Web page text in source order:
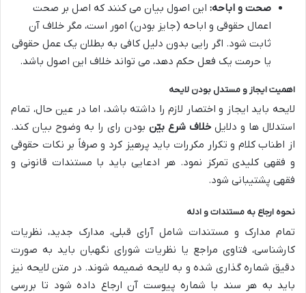
صحت و اباحه: این اصول بیان می کنند که اصل بر صحت
اعمال حقوقی و اباحه (جایز بودن) امور است، مگر خلاف آن
ثابت شود. اگر رایی بدون دلیل کافی به بطلان یک عمل حقوقی
یا حرمت یک فعل حکم دهد، می تواند خلاف این اصول باشد.
اهمیت ایجاز و مستدل بودن لایحه
لایحه باید ایجاز و اختصار لازم را داشته باشد، اما در عین حال، تمام
استدلال ها و دلایل خلاف شرع بیّن بودن رای را به وضوح بیان کند.
از اطناب کلام و تکرار مکررات باید پرهیز کرد و صرفاً بر نکات حقوقی
و فقهی کلیدی تمرکز نمود. هر ادعایی باید با مستندات قانونی و
فقهی پشتیبانی شود.
نحوه ارجاع به مستندات و ادله
تمام مدارک و مستندات شامل آرای قبلی، مدارک جدید، نظریات
کارشناسی، فتاوی مراجع یا نظریات شورای نگهبان باید به صورت
دقیق شماره گذاری شده و به لایحه ضمیمه شوند. در متن لایحه نیز
باید به هر سند با شماره پیوست آن ارجاع داده شود تا بررسی